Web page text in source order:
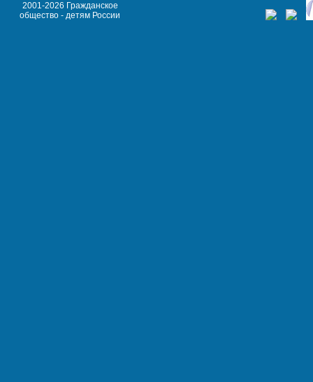
2001-2026 Гражданское
общество - детям России